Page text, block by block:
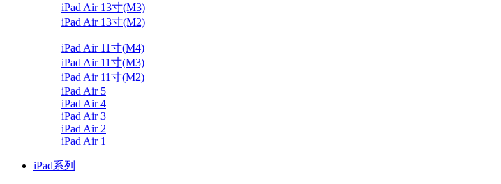
iPad Air 13寸(M3)
iPad Air 13寸(M2)
iPad Air 11寸(M4)
iPad Air 11寸(M3)
iPad Air 11寸(M2)
iPad Air 5
iPad Air 4
iPad Air 3
iPad Air 2
iPad Air 1
iPad系列